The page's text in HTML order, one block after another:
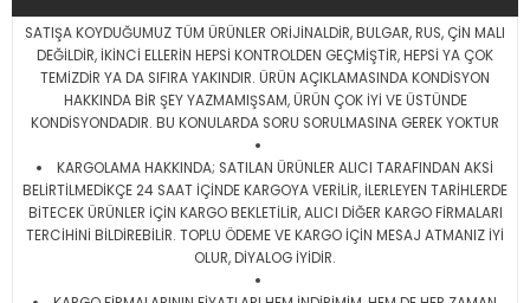
SATIŞA KOYDUĞUMUZ TÜM ÜRÜNLER ORİJİNALDİR, BULGAR, RUS, ÇİN MALI
DEĞİLDİR, İKİNCİ ELLERİN HEPSİ KONTROLDEN GEÇMİŞTİR, HEPSİ YA ÇOK
TEMİZDİR YA DA SIFIRA YAKINDIR. ÜRÜN AÇIKLAMASINDA KONDİSYON
HAKKINDA BİR ŞEY YAZMAMIŞSAM, ÜRÜN ÇOK İYİ VE ÜSTÜNDE
KONDİSYONDADIR. BU KONULARDA SORU SORULMASINA GEREK YOKTUR
KARGOLAMA HAKKINDA; SATILAN ÜRÜNLER ALICI TARAFINDAN AKSİ
BELİRTİLMEDİKÇE 24 SAAT İÇİNDE KARGOYA VERİLİR, İLERLEYEN TARİHLERDE
BİTECEK ÜRÜNLER İÇİN KARGO BEKLETİLİR, ALICI DİĞER KARGO FİRMALARI
TERCİHİNİ BİLDİREBİLİR. TOPLU ÖDEME VE KARGO İÇİN MESAJ ATMANIZ İYİ
OLUR, DİYALOG İYİDİR.